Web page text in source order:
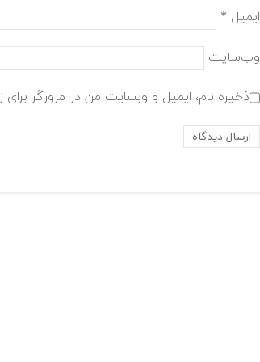
ایمیل *
وب‌سایت
ذخیره نام، ایمیل و وبسایت من در مرورگر